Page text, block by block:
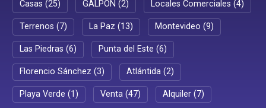
Casas (25) GALPON (2) Locales Comerciales (4)
Terrenos (7) La Paz (13) Montevideo (9)
Las Piedras (6) Punta del Este (6)
Florencio Sánchez (3) Atlántida (2)
Playa Verde (1) Venta (47) Alquiler (7)